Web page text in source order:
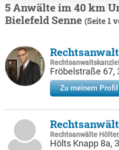
5 Anwälte im 40 km
Bielefeld Senne (Seite 1
Rechtsanwaltskanzlei
Fröbelstraße 67,
Zu meinem Profil
Rechtsanwälte
Hölts Knapp 8a,